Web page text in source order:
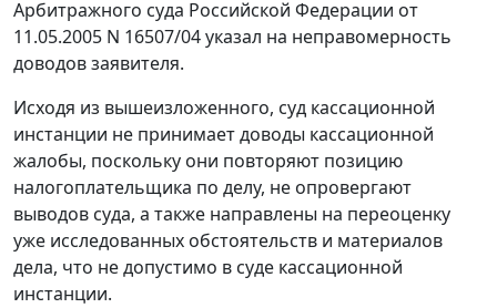
Арбитражного суда Российской Федерации от
11.05.2005 N 16507/04 указал на неправомерность
доводов заявителя.
Исходя из вышеизложенного, суд кассационной
инстанции не принимает доводы кассационной
жалобы, поскольку они повторяют позицию
налогоплательщика по делу, не опровергают
выводов суда, а также направлены на переоценку
уже исследованных обстоятельств и материалов
дела, что не допустимо в суде кассационной
инстанции.